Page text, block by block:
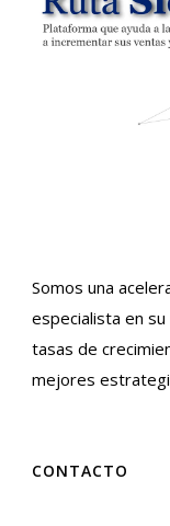
Somos una
especialista en
tasas de
mejores
CONTACTO